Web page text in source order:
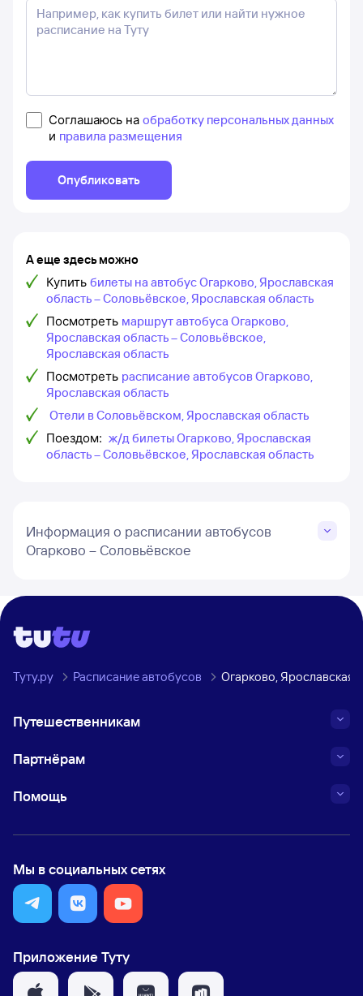
Соглашаюсь на обработку персональных данных
и правила размещения
Опубликовать
А еще здесь можно
Купить билеты на автобус Огарково, Ярославская
область – Соловьёвское, Ярославская область
Посмотреть маршрут автобуса Огарково,
Ярославская область – Соловьёвское,
Ярославская область
Посмотреть расписание автобусов Огарково,
Ярославская область
Отели в Соловьёвском, Ярославская область
Поездом: ж/д билеты Огарково, Ярославская
область – Соловьёвское, Ярославская область
Информация о расписании автобусов
Огарково – Соловьёвское
Туту.ру Расписание автобусов Огарково, Ярославская
Путешественникам
Партнёрам
Помощь
Мы в социальных сетях
Приложение Туту